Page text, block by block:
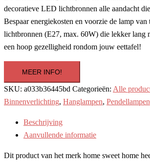
decoratieve LED lichtbronnen alle aandacht
Bespaar energiekosten en voorzie de lamp
lichtbronnen (E27, max. 60W) die lekker lang
een hoop gezelligheid rondom jouw eettafel!
MEER INFO!
SKU: a033b36445bd Categorieën: Alle
Binnenverlichting, Hanglampen, Pendellampen
Beschrijving
Aanvullende informatie
Dit product van het merk home sweet home